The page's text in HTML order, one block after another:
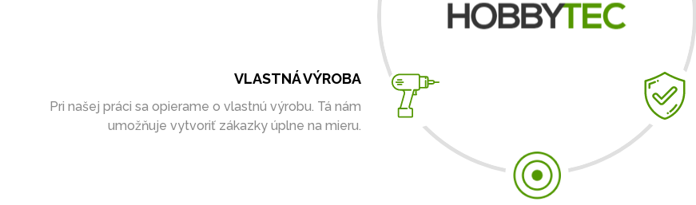
VLASTNÁ VÝROBA
Pri našej práci sa opierame o vlastnú výrobu. Tá nám
umožňuje vytvoriť zákazky úplne na mieru.